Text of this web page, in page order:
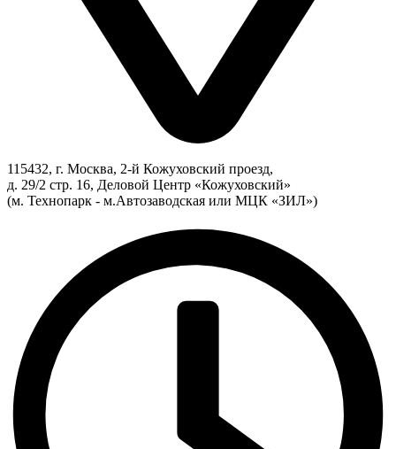
115432, г. Москва, 2-й Кожуховский проезд,
д. 29/2 стр. 16, Деловой Центр «Кожуховский»
(м. Технопарк - м.Автозаводская или МЦК «ЗИЛ»)